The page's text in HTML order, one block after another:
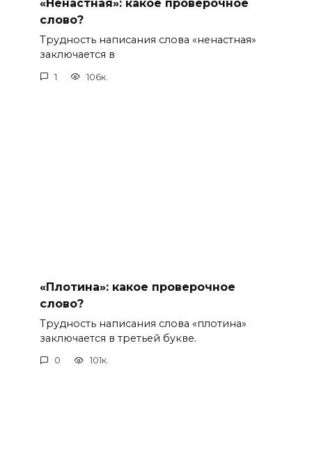
«Ненастная»: какое проверочное
слово?
Трудность написания слова «ненастная»
заключается в
1 106к.
«Плотина»: какое проверочное
слово?
Трудность написания слова «плотина»
заключается в третьей букве.
0 101к.